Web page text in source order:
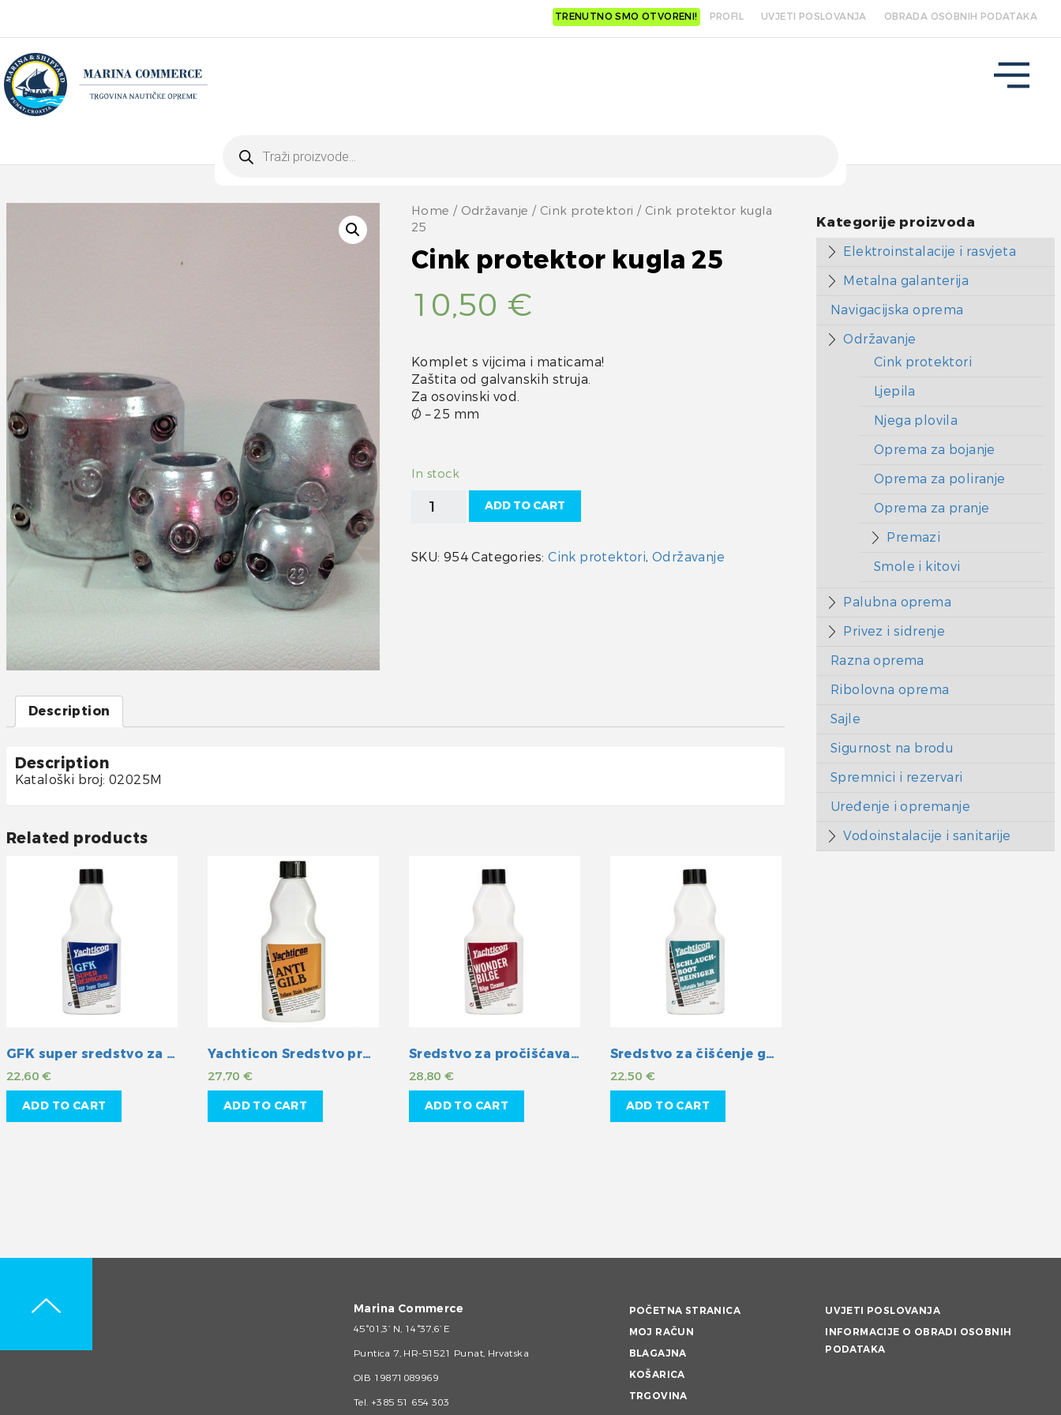
TRENUTNO SMO OTVORENI! PROFIL UVJETI POSLOVANJA OBRADA OSOBNIH PODATAKA
search
Home / Održavanje / Cink protektori / Cink protektor kugla
25
Cink protektor kugla 25
10,50 €
Komplet s vijcima i maticama!
Zaštita od galvanskih struja.
Za osovinski vod.
Ø – 25 mm
In stock
Cink
protektor
25
quantity
ADD TO CART
SKU: 954 Categories:Cink protektori, Održavanje
Description
Description
Kataloški broj: 02025M
Related products
GFK super sredstvo za čišćenje
22,60€
ADD TO CART
Yachticon Sredstvo protiv požutjelosti
27,70€
ADD TO CART
Sredstvo za pročišćavanje otpadnih voda
28,80€
ADD TO CART
Sredstvo za čišćenje gumenih čamaca
22,50 €
ADD TO CART
Kategorije proizvoda
Elektroinstalacije i rasvjeta
Metalna galanterija
Navigacijska oprema
Održavanje
Cink protektori
Ljepila
Njega plovila
Oprema za bojanje
Oprema za poliranje
Oprema za pranje
Premazi
Smole i kitovi
Palubna oprema
Privez i sidrenje
Razna oprema
Ribolovna oprema
Sajle
Sigurnost na brodu
Spremnici i rezervari
Uređenje i opremanje
Vodoinstalacije i sanitarije
Marina Commerce
45°01,3’ N, 14°37,6’ E
Puntica 7, HR-51521 Punat, Hrvatska
OIB 19871089969
Tel. +385 51 654 303
POČETNA STRANICA
MOJ RAČUN
BLAGAJNA
KOŠARICA
TRGOVINA
UVJETI POSLOVANJA
INFORMACIJE O OBRADI OSOBNIH
PODATAKA